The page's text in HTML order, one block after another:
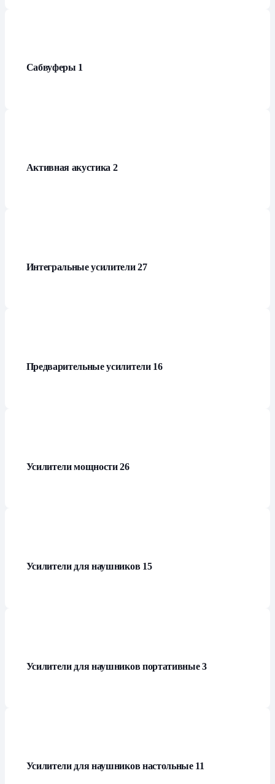
Сабвуферы 1
Активная акустика 2
Интегральные усилители27
Предварительные усилители 16
Усилители мощности26
Усилители для наушников 15
Усилители для наушников портативные3
Усилители для наушников настольные 11